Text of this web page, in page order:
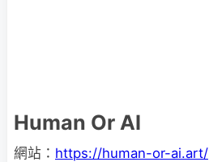
Human Or AI
網站： https://human-or-ai.art/